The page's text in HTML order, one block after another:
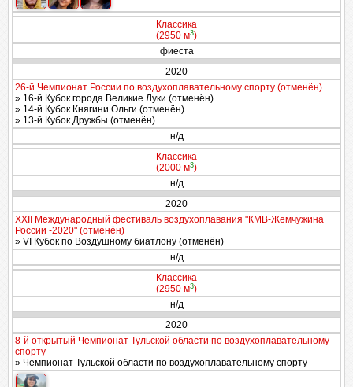
Классика
(2950 м3)
фиеста
2020
26-й Чемпионат России по воздухоплавательному спорту (отменён)
» 16-й Кубок города Великие Луки (отменён)
» 14-й Кубок Княгини Ольги (отменён)
» 13-й Кубок Дружбы (отменён)
н/д
Классика
(2000 м3)
н/д
2020
XXII Международный фестиваль воздухоплавания "КМВ-Жемчужина
России -2020" (отменён)
» VI Кубок по Воздушному биатлону (отменён)
н/д
Классика
(2950 м3)
н/д
2020
8-й открытый Чемпионат Тульской области по воздухоплавательному
спорту
» Чемпионат Тульской области по воздухоплавательному спорту